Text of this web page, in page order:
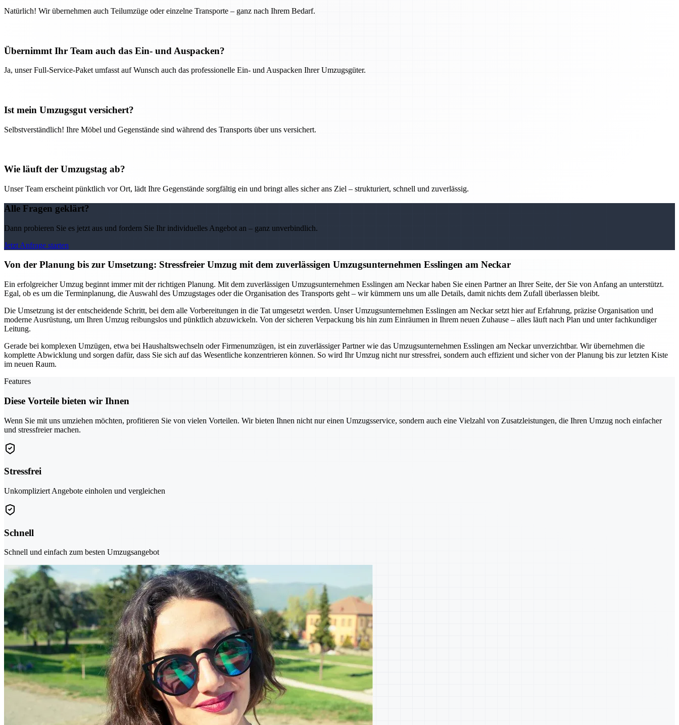
Natürlich! Wir übernehmen auch Teilumzüge oder einzelne Transporte – ganz nach Ihrem Bedarf.
Übernimmt Ihr Team auch das Ein- und Auspacken?
Ja, unser Full-Service-Paket umfasst auf Wunsch auch das professionelle Ein- und Auspacken Ihrer Umzugsgüter.
Ist mein Umzugsgut versichert?
Selbstverständlich! Ihre Möbel und Gegenstände sind während des Transports über uns versichert.
Wie läuft der Umzugstag ab?
Unser Team erscheint pünktlich vor Ort, lädt Ihre Gegenstände sorgfältig ein und bringt alles sicher ans Ziel – strukturiert, schnell und zuverlässig.
Alle Fragen geklärt?
Dann probieren Sie es jetzt aus und fordern Sie Ihr individuelles Angebot an – ganz unverbindlich.
Jetzt Anfrage starten
Von der Planung bis zur Umsetzung: Stressfreier Umzug mit dem zuverlässigen Umzugsunternehmen Esslingen am Neckar
Ein erfolgreicher Umzug beginnt immer mit der richtigen Planung. Mit dem zuverlässigen Umzugsunternehmen Esslingen am Neckar haben Sie einen Partner an Ihrer Seite, der Sie von Anfang an unterstützt.
Egal, ob es um die Terminplanung, die Auswahl des Umzugstages oder die Organisation des Transports geht – wir kümmern uns um alle Details, damit nichts dem Zufall überlassen bleibt.
Die Umsetzung ist der entscheidende Schritt, bei dem alle Vorbereitungen in die Tat umgesetzt werden. Unser Umzugsunternehmen Esslingen am Neckar setzt hier auf Erfahrung, präzise Organisation und
moderne Ausrüstung, um Ihren Umzug reibungslos und pünktlich abzuwickeln. Von der sicheren Verpackung bis hin zum Einräumen in Ihrem neuen Zuhause – alles läuft nach Plan und unter fachkundiger
Leitung.
Gerade bei komplexen Umzügen, etwa bei Haushaltswechseln oder Firmenumzügen, ist ein zuverlässiger Partner wie das Umzugsunternehmen Esslingen am Neckar unverzichtbar. Wir übernehmen die
komplette Abwicklung und sorgen dafür, dass Sie sich auf das Wesentliche konzentrieren können. So wird Ihr Umzug nicht nur stressfrei, sondern auch effizient und sicher von der Planung bis zur letzten Kiste
im neuen Raum.
Features
Diese Vorteile bieten wir Ihnen
Wenn Sie mit uns umziehen möchten, profitieren Sie von vielen Vorteilen. Wir bieten Ihnen nicht nur einen Umzugsservice, sondern auch eine Vielzahl von Zusatzleistungen, die Ihren Umzug noch einfacher
und stressfreier machen.
Stressfrei
Unkompliziert Angebote einholen und vergleichen
Schnell
Schnell und einfach zum besten Umzugsangebot